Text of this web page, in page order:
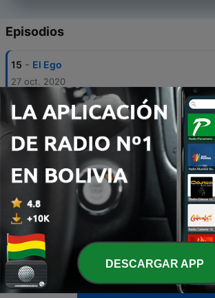
Episodios
15 - El Ego
27 oct. 2020
14 - La Resignación
21 oct. 2020
13 - Los Distractores
06 oct. 2020
12 Papel De Víctima
02 oct. 2020
11 - La Zona De Confort
30 sep. 2020 DESCARGAR APP